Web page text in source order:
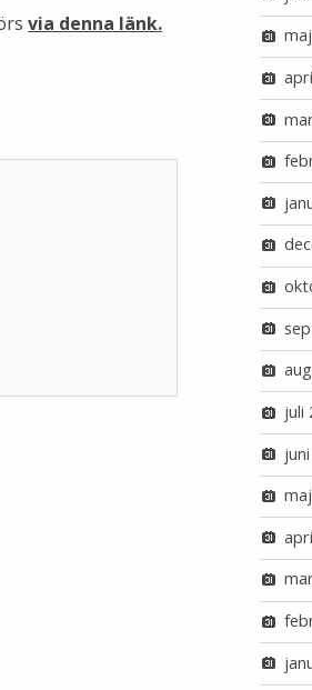
via denna länk.
juli